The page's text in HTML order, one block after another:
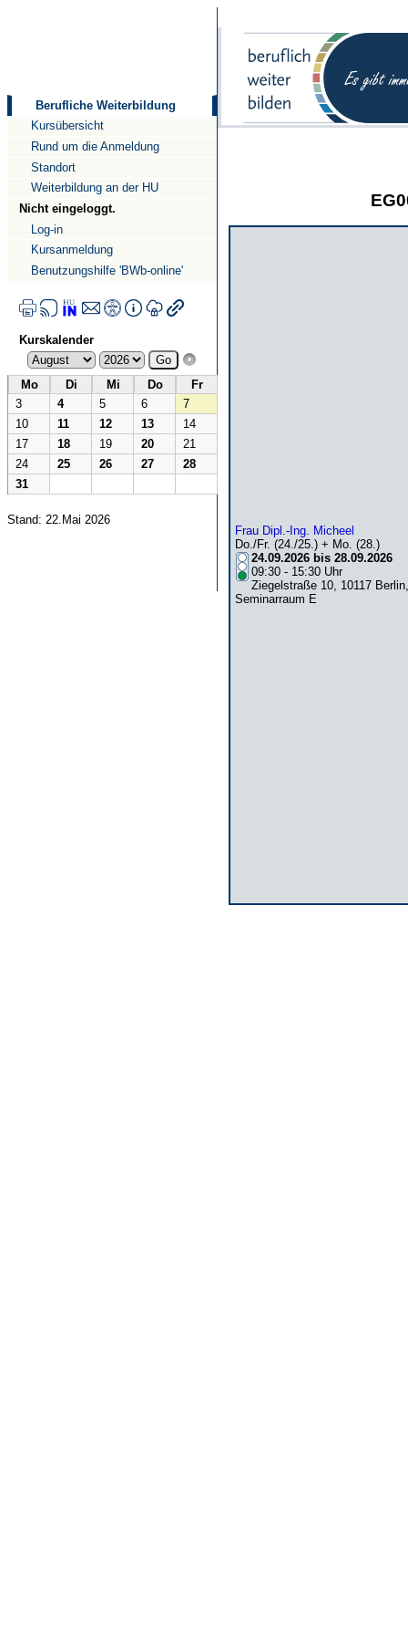
Berufliche Weiterbildung
Kursübersicht
Rund um die Anmeldung
Standort
Weiterbildung an der HU
Nicht eingeloggt.
Log-in
Kursanmeldung
Benutzungshilfe 'BWb-online'
Kurskalender
Mo Di Mi Do
Fr
3
4 5 6
7
10
11 12 13
14
17
18 19 20
21
24
25 26 27
28
31
Stand: 22.Mai 2026
Frau Dipl.-Ing. Micheel
Do./Fr. (24./25.) + Mo. (28.)
24.09.2026 bis 28.09.2026
09:30 - 15:30 Uhr
Ziegelstraße 10, 10117 Berlin,
Seminarraum E